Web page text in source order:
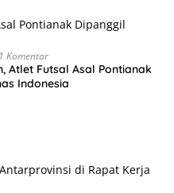
1 Komentar
Atlet Futsal Asal Pontianak
Indonesia